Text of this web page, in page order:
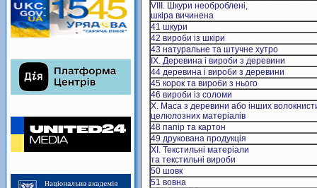
VIII. Шкури необроблені,
шкіра вичинена
41 шкури
42 вироби із шкіри
43 натуральне та штучне хутро
IX. Деревина і вироби з деревини
44 деревина і вироби з деревини
45 корок та вироби з нього
46 вироби із соломи
X. Маса з деревини або інших
целюлозних матеріалів
48 папір та картон
49 друкована продукція
ХI. Текстильні матеріали
та текстильні вироби
50 шовк
51 вовна